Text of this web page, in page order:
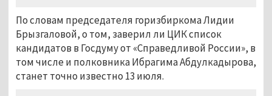
По словам председателя горизбиркома Лидии
Брызгаловой, о том, заверил ли ЦИК список
кандидатов в Госдуму от «Справедливой России», в
том числе и полковника Ибрагима Абдулкадырова,
станет точно известно 13 июля.